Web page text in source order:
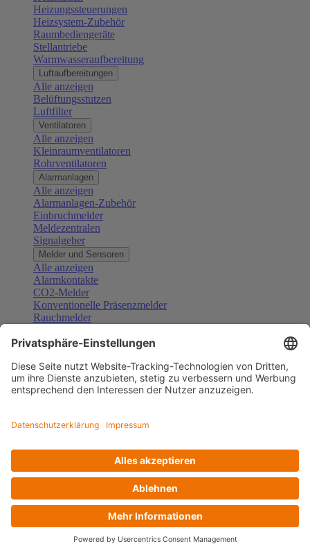
Heizungssteuerungen
Heizsystem-Zubehör
Raumbediengeräte
Stellantriebe
Warmwasseraufbereitung
Luftaufbereitungen
Alle anzeigen
Belüftungsstutzen
Luftfilter
Ventilatoren
Alle anzeigen
Kleinraumventilatoren
Rohrventilatoren
Alarmanlagen
Alle anzeigen
Alarmanlagen-Zubehör
Einbruchmelder
Meldezentralen
Signalgeber
Melder und Sensoren
Alle anzeigen
Alarmkontakte
CO2-Melder
Konventionelle Präsenzmelder
Rauchmelder
Gefahrenmelder
Türsprechanlagen
Alle anzeigen
Außenstationen
Klingeltaster und Gongs
Sprechanlagen-Sets
Zubehör Türkommunikation
Videoüberwachung
Zubehör Videoüberwachung
Alle anzeigen